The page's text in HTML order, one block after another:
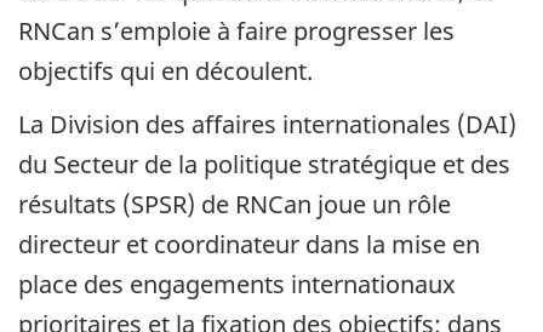
RNCan s’emploie à faire progresser les
objectifs qui en découlent.
La Division des affaires internationales (DAI)
du Secteur de la politique stratégique et des
résultats (SPSR) de RNCan joue un rôle
directeur et coordinateur dans la mise en
place des engagements internationaux
prioritaires et la fixation des objectifs; dans